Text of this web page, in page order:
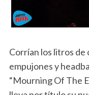
Corrían los litros de
empujones y
“Mourning Of The